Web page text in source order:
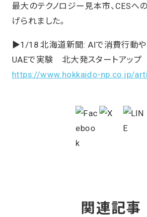
最大のテクノロジー見本市、CESへ
げられました。
▶️1/18 北海道新聞: AIで消費行動や
UAEで実験 北大発スタートアップ
https://www.hokkaido-np.co.jp/
関連記事